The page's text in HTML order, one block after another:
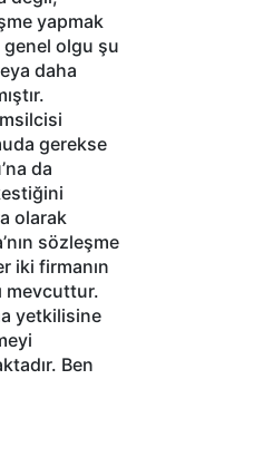
yapmak
olgu şu
daha
gerekse
da
olarak
sözleşme
iki firmanın
mevcuttur.
yetkilisine
Ben